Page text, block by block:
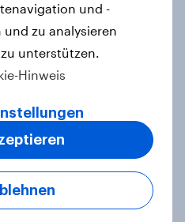
Samsung in
Rankings 2026
Marke
Leistungs-
und -
zu analysieren
unterstützen.
Hinweis